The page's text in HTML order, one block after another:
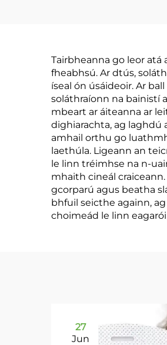
Cáirdeach
haghaidh
Tairbheanna go leor
fheabhsú. Ar dtús,
íseal ón úsáideoir. Ar
soláthraíonn na bainistí
mbeart ar áiteanna ar
dighiarachta, ag laghdú
amhail orthu go
laethúla. Ligeann an
le linn tréimhse na n-
mhaith cineál
gcorparú agus beatha
bhfuil seicthe againn,
choimeád le linn
27
Jun